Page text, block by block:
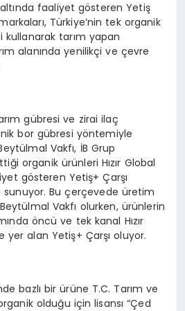
altında faaliyet gösteren Yetiş
Türkiye’nin tek organik
tarım yapan
alanında yenilikçi ve çevre
gübresi ve zirai ilaç
bor gübresi yöntemiyle
Vakfı, İB Grup
organik ürünleri Hızır Global
gösteren Yetiş+ Çarşı
Bu çerçevede üretim
Vakfı olurken, ürünlerin
öncü ve tek kanal Hızır
yer alan Yetiş+ Çarşı oluyor.
bazlı bir ürüne T.C. Tarım ve
olduğu için lisansı “Çed